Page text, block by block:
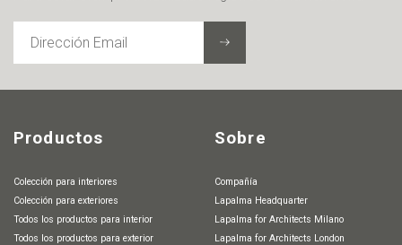
EMAIL
Productos
Colección para interiores
Colección para exteriores
Todos los productos para interior
Todos los productos para exterior
Sobre
Compañía
Lapalma Headquarter
Lapalma for Architects Milano
Lapalma for Architects London